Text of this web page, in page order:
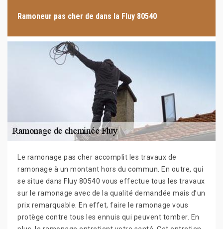
Ramoneur pas cher de dans la Fluy 80540
Le ramonage pas cher accomplit les travaux de
ramonage à un montant hors du commun. En outre, qui
se situe dans Fluy 80540 vous effectue tous les travaux
sur le ramonage avec de la qualité demandée mais d’un
prix remarquable. En effet, faire le ramonage vous
protège contre tous les ennuis qui peuvent tomber. En